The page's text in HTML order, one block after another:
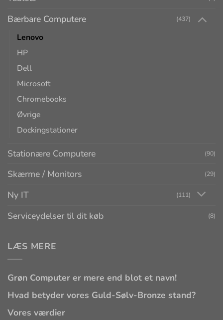
Bærbare Computere (437)
Lenovo
HP
Dell
Microsoft
Chromebooks
Øvrige
Dockingstationer
Stationære Computere (90)
Skærme / Monitors (29)
Ny IT (111)
Serviceydelser til dit køb (8)
LÆS MERE
Grøn Computer er mere end blot et navn!
Hvad betyder vores Guld-Sølv-Bronze stand?
Vores værdier